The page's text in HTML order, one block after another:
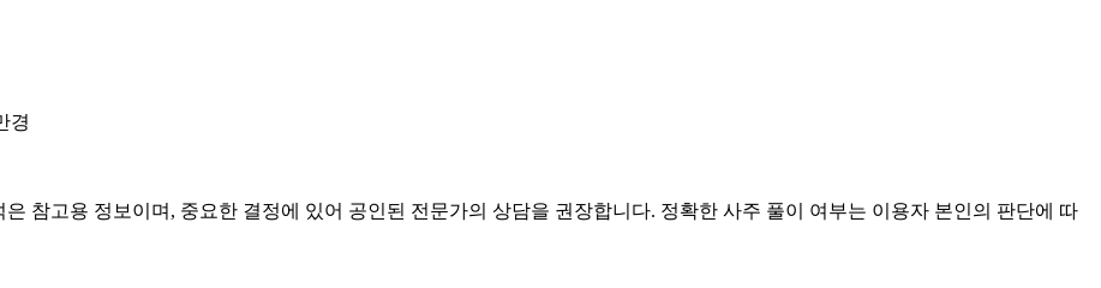
경
참고용 정보이며, 중요한 결정에 있어 공인된 전문가의 상담을 권장합니다. 정확한 사주 풀이 여부는 이용자 본인의 판단에 따